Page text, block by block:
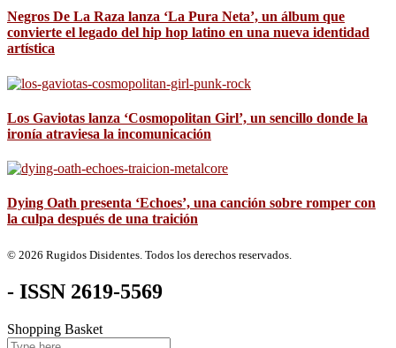
Negros De La Raza lanza ‘La Pura Neta’, un álbum que
convierte el legado del hip hop latino en una nueva identidad
artística
Los Gaviotas lanza ‘Cosmopolitan Girl’, un sencillo donde la
ironía atraviesa la incomunicación
Dying Oath presenta ‘Echoes’, una canción sobre romper con
la culpa después de una traición
© 2026 Rugidos Disidentes. Todos los derechos reservados.
- ISSN 2619-5569
Shopping Basket